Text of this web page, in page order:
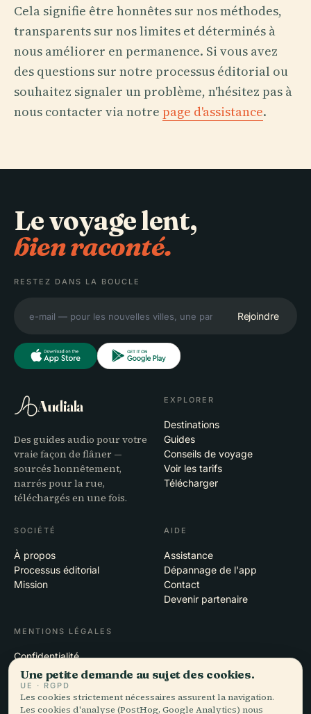
Cela signifie être honnêtes sur nos méthodes,
transparents sur nos limites et déterminés à
nous améliorer en permanence. Si vous avez
des questions sur notre processus éditorial ou
souhaitez signaler un problème, n'hésitez pas à
nous contacter via notre page d'assistance.
Le voyage lent,
bien raconté.
RESTEZ DANS LA BOUCLE
Rejoindre
Audiala
Des guides audio pour votre
vraie façon de flâner —
sourcés honnêtement,
narrés pour la rue,
téléchargés en une fois.
EXPLORER
Destinations
Guides
Conseils de voyage
Voir les tarifs
Télécharger
SOCIÉTÉ
À propos
Processus éditorial
Mission
AIDE
Assistance
Dépannage de l'app
Contact
Devenir partenaire
MENTIONS LÉGALES
Confidentialité
Conditions
Paramètres des cookies
Supprimer le compte
Une petite demande au sujet des cookies.
UE · RGPD
Les cookies strictement nécessaires assurent la navigation.
Les cookies d'analyse (PostHog, Google Analytics) nous